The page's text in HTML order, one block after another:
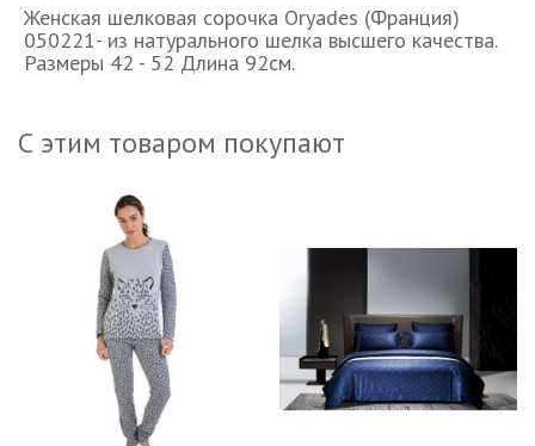
Женская шелковая сорочка Oryades (Франция)
050221- из натурального шелка высшего качества.
Размеры 42 - 52 Длина 92см.
С этим товаром покупают